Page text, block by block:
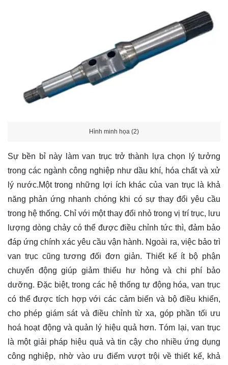
Hình minh họa (2)
Sự bền bỉ này làm van trục trở thành lựa chọn lý tưởng
trong các ngành công nghiệp như dầu khí, hóa chất và xử
lý nước.Một trong những lợi ích khác của van trục là khả
năng phản ứng nhanh chóng khi có sự thay đổi yêu cầu
trong hệ thống. Chỉ với một thay đổi nhỏ trong vị trí trục, lưu
lượng dòng chảy có thể được điều chỉnh tức thì, đảm bảo
đáp ứng chính xác yêu cầu vận hành. Ngoài ra, việc bảo trì
van trục cũng tương đối đơn giản. Thiết kế ít bộ phận
chuyển động giúp giảm thiểu hư hỏng và chi phí bảo
dưỡng. Đặc biệt, trong các hệ thống tự động hóa, van trục
có thể được tích hợp với các cảm biến và bộ điều khiển,
cho phép giám sát và điều chỉnh từ xa, góp phần tối ưu
hoá hoạt động và quản lý hiệu quả hơn. Tóm lại, van trục
là một giải pháp hiệu quả và tin cậy cho nhiều ứng dụng
công nghiệp, nhờ vào ưu điểm vượt trội về thiết kế, khả